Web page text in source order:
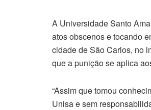
A Universidade Santo
atos obscenos e tocando
cidade de São Carlos, no
que a punição se aplica
“Assim que tomou
Unisa e sem